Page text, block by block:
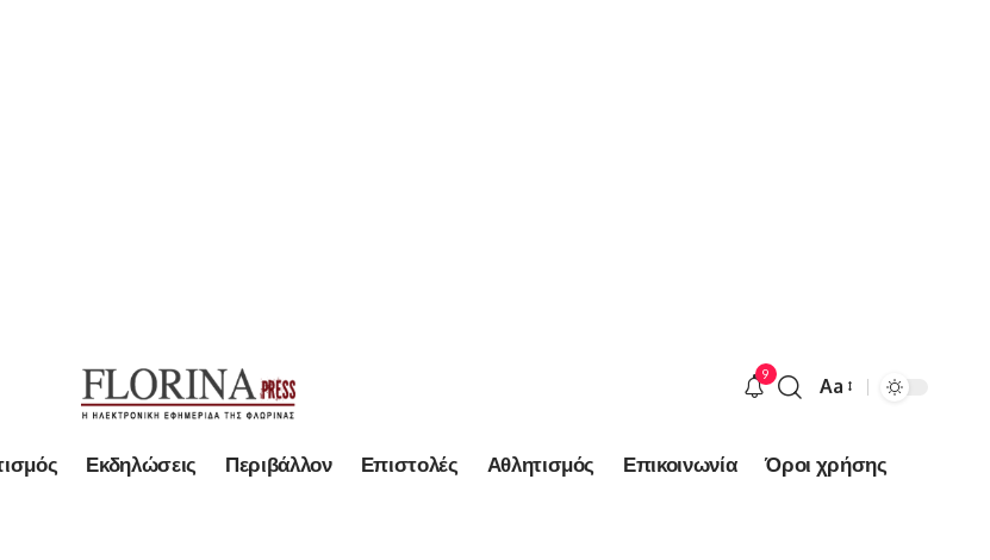
9
Font
Aa
Εκδηλώσεις Περιβάλλον Επιστολές Αθλητισμός Επικοινωνία Όροι χρήσης